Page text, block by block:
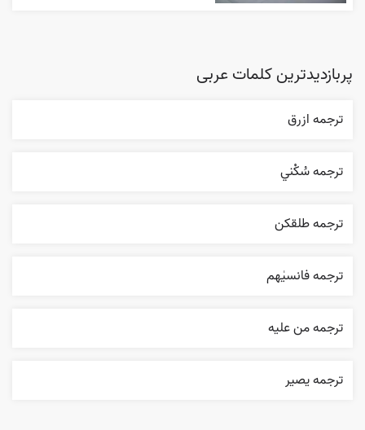
پربازدیدترین کلمات عربی
ترجمه ازرق
ترجمه سُکْني
ترجمه طلقکن
ترجمه فانسیٰهم
ترجمه من عليه
ترجمه یصیر